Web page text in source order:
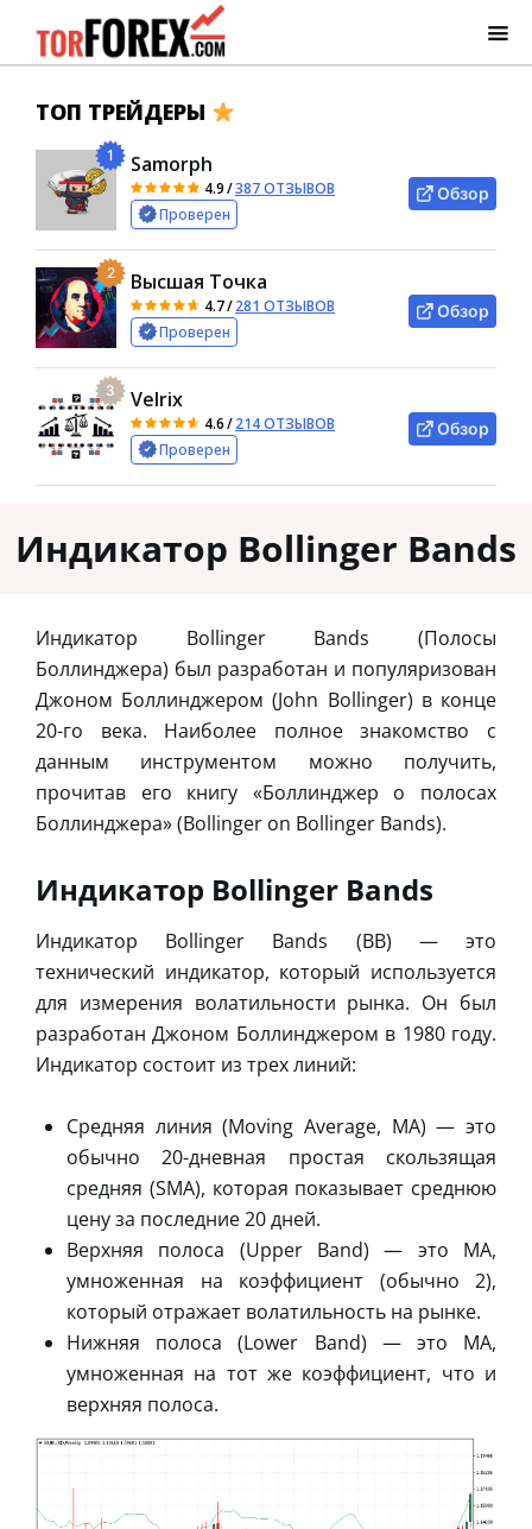
ТОП ТРЕЙДЕРЫ
1 Samorph
4.9/387 ОТЗЫВОВ
Проверен
Обзор
2 Высшая Точка
4.7/281 ОТЗЫВОВ
Проверен
Обзор
3 Velrix
4.6/214 ОТЗЫВОВ
Проверен
Обзор
Индикатор Bollinger Bands
Индикатор Bollinger Bands (Полосы
Боллинджера) был разработан и популяризован
Джоном Боллинджером (John Bollinger) в конце
20-го века. Наиболее полное знакомство с
данным инструментом можно получить,
прочитав его книгу «Боллинджер о полосах
Боллинджера» (Bollinger on Bollinger Bands).
Индикатор Bollinger Bands
Индикатор Bollinger Bands (BB) — это
технический индикатор, который используется
для измерения волатильности рынка. Он был
разработан Джоном Боллинджером в 1980 году.
Индикатор состоит из трех линий:
Средняя линия (Moving Average, MA) — это
обычно 20-дневная простая скользящая
средняя (SMA), которая показывает среднюю
цену за последние 20 дней.
Верхняя полоса (Upper Band) — это MA,
умноженная на коэффициент (обычно 2),
который отражает волатильность на рынке.
Нижняя полоса (Lower Band) — это MA,
умноженная на тот же коэффициент, что и
верхняя полоса.